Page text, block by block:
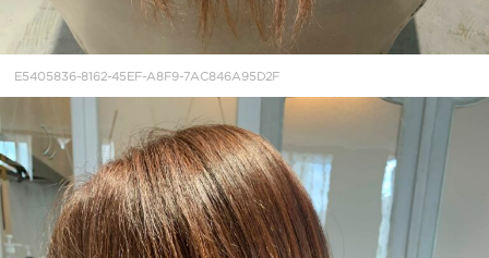
E5405836-8162-45EF-A8F9-7AC846A95D2F